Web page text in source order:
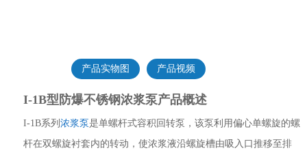
产品实物图 产品视频
I-1B型防爆不锈钢浓浆泵产品概述
I-1B系列 浓浆泵是单螺杆式容积回转泵，该泵利用偏心单螺旋的螺
杆在双螺旋衬套内的转动，使浓浆液沿螺旋槽由吸入口推移至排